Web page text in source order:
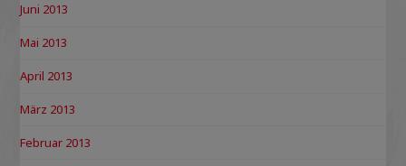
Juni 2013
Mai 2013
April 2013
März 2013
Februar 2013